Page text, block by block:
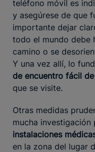
teléfono móvil es
y asegúrese de que
importante dejar
todo el mundo debe
camino o se
Y una vez allí, lo
de encuentro fácil
que se visite.
Otras medidas
mucha investigación
instalaciones
en la zona del lugar